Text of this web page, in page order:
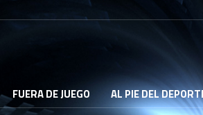
FUERA DE JUEGO AL PIE DEL